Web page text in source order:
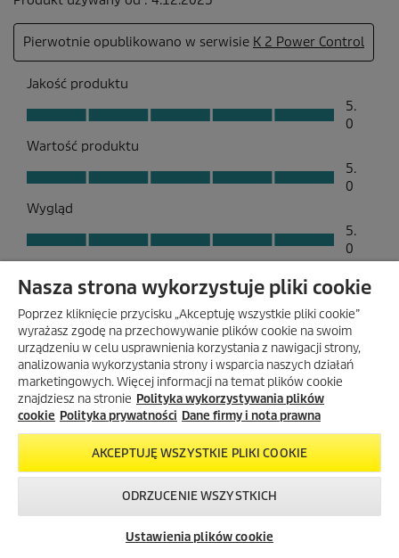
sklepie
internetowym
Nasza strona wykorzystuje pliki cookie
Poprzez kliknięcie przycisku „Akceptuję wszystkie pliki cookie”
wyrażasz zgodę na przechowywanie plików cookie na swoim
urządzeniu w celu usprawnienia korzystania z nawigacji strony,
analizowania wykorzystania strony i wsparcia naszych działań
marketingowych. Więcej informacji na temat plików cookie
znajdziesz na stronie Polityka wykorzystywania plików
cookie Polityka prywatności Dane firmy i nota prawna
AKCEPTUJĘ WSZYSTKIE PLIKI COOKIE
ODRZUCENIE WSZYSTKICH
Ustawienia plików cookie